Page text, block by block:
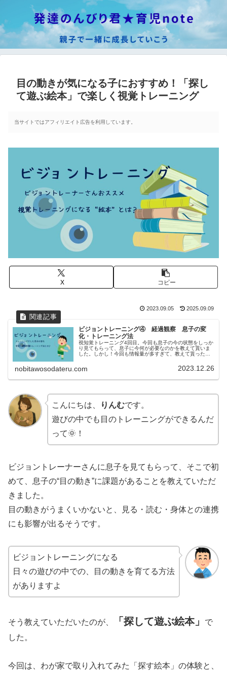
目の動きが気になる子におすすめ！「探し
て遊ぶ絵本」で楽しく視覚トレーニング
当サイトではアフィリエイト広告を利用しています。
X コピー
2023.09.05 2025.09.09
ビジョントレーニング④ 経過観察 息子の変
化・トレーニング法
視知覚トレーニング4回目。今回も息子の今の状態をしっか
り見てもらって、息子に今何が必要なのかを教えて貰いま
した。しかし！今回も情報量が多すぎて、教えて貰ったこ
nobitawosodateru.com 2023.12.26
こんにちは、 りんむです。
遊びの中でも目のトレーニングができるんだ
って🌞！
ビジョントレーナーさんに息子を見てもらって、そこで初
めて、息子の“目の動き”に課題があることを教えていただ
きました。
目の動きがうまくいかないと、見る・読む・身体との連携
にも影響が出るそうです。
ビジョントレーニングになる
日々の遊びの中での、目の動きを育てる方法
がありますよ
そう教えていただいたのが、 「探して遊ぶ絵本」
で
した。
今回は、わが家で取り入れてみた「探す絵本」の体験と、